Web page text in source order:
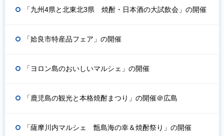
「九州4県と北東北3県 焼酎・日本酒の大試飲会」の開催
「姶良市特産品フェア」の開催
「ヨロン島のおいしいマルシェ」の開催
「鹿児島の観光と本格焼酎まつり」の開催＠広島
「薩摩川内マルシェ 甑島海の幸＆焼酎祭り」の開催